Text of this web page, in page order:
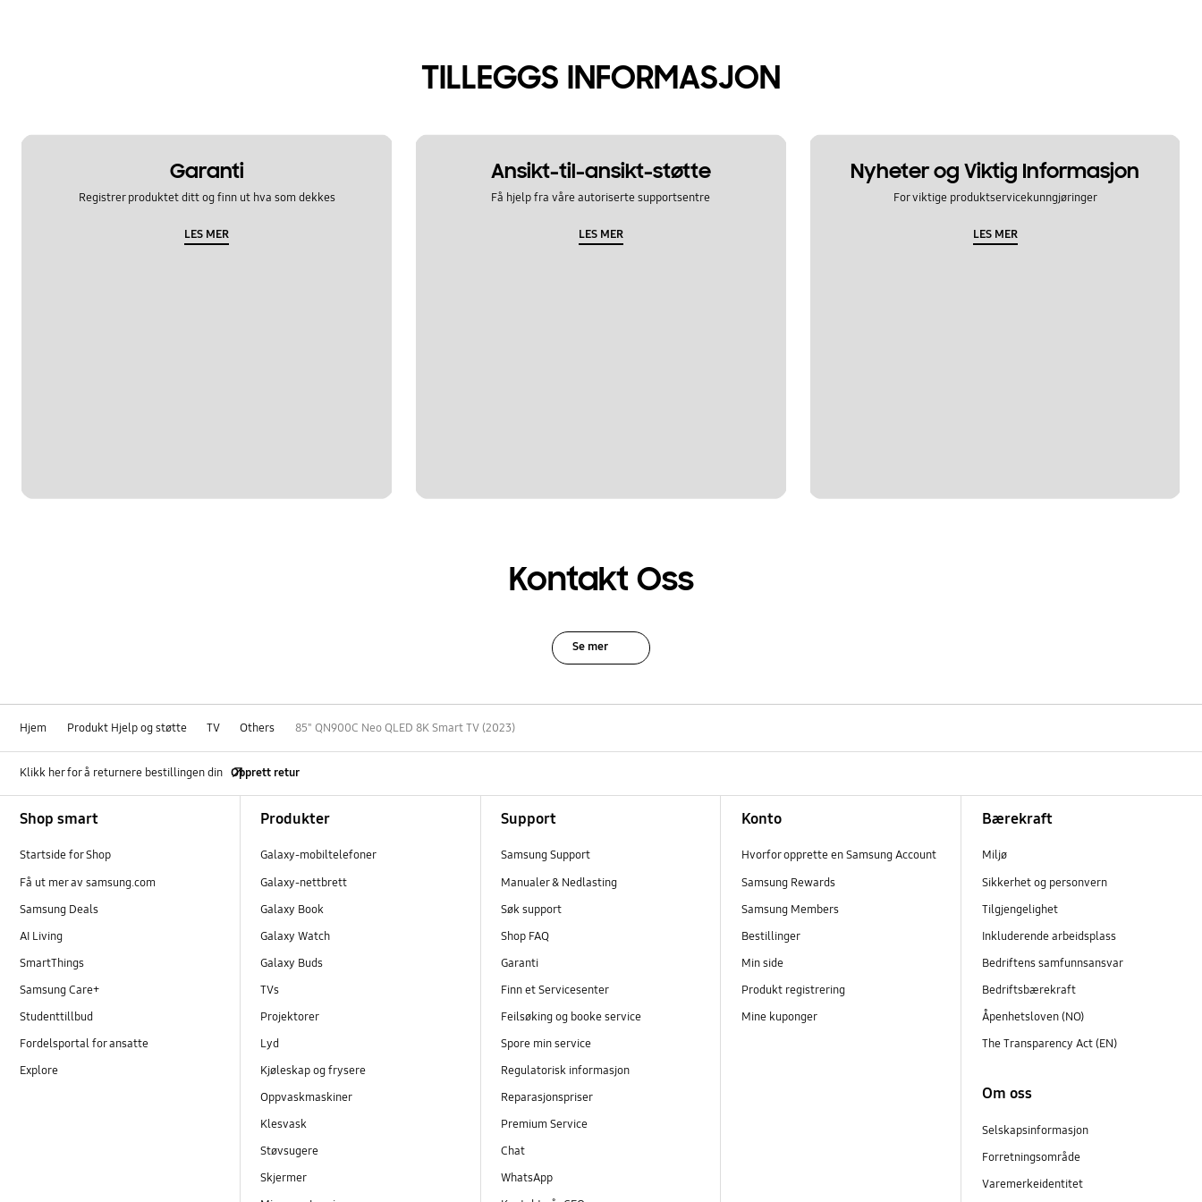
TILLEGGS INFORMASJON
Garanti
Registrer produktet ditt og finn ut hva som dekkes
LES MER
Ansikt-til-ansikt-støtte
Få hjelp fra våre autoriserte supportsentre
LES MER
Nyheter og Viktig Informasjon
For viktige produktservicekunngjøringer
LES MER
Kontakt Oss
Se mer
Hjem Produkt Hjelp og støtte TV Others 85" QN900C Neo QLED 8K Smart TV (2023)
Klikk her for å returnere bestillingen din Opprett retur
Shop smart
Startside for Shop
Få ut mer av samsung.com
Samsung Deals
AI Living
SmartThings
Samsung Care+
Studenttillbud
Fordelsportal for ansatte
Explore
Produkter
Galaxy-mobiltelefoner
Galaxy-nettbrett
Galaxy Book
Galaxy Watch
Galaxy Buds
TVs
Projektorer
Lyd
Kjøleskap og frysere
Oppvaskmaskiner
Klesvask
Støvsugere
Skjermer
Support
Samsung Support
Manualer & Nedlasting
Søk support
Shop FAQ
Garanti
Finn et Servicesenter
Feilsøking og booke service
Spore min service
Regulatorisk informasjon
Reparasjonspriser
Premium Service
Chat
WhatsApp
Konto
Hvorfor opprette en Samsung Account
Samsung Rewards
Samsung Members
Bestillinger
Min side
Produkt registrering
Mine kuponger
Bærekraft
Miljø
Sikkerhet og personvern
Tilgjengelighet
Inkluderende arbeidsplass
Bedriftens samfunnsansvar
Bedriftsbærekraft
Åpenhetsloven (NO)
The Transparency Act (EN)
Om oss
Selskapsinformasjon
Forretningsområde
Varemerkeidentitet